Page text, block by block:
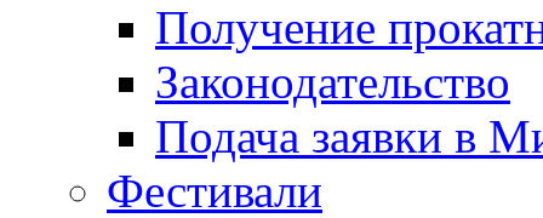
Получение
Законодательство
Подача заявки в
Фестивали